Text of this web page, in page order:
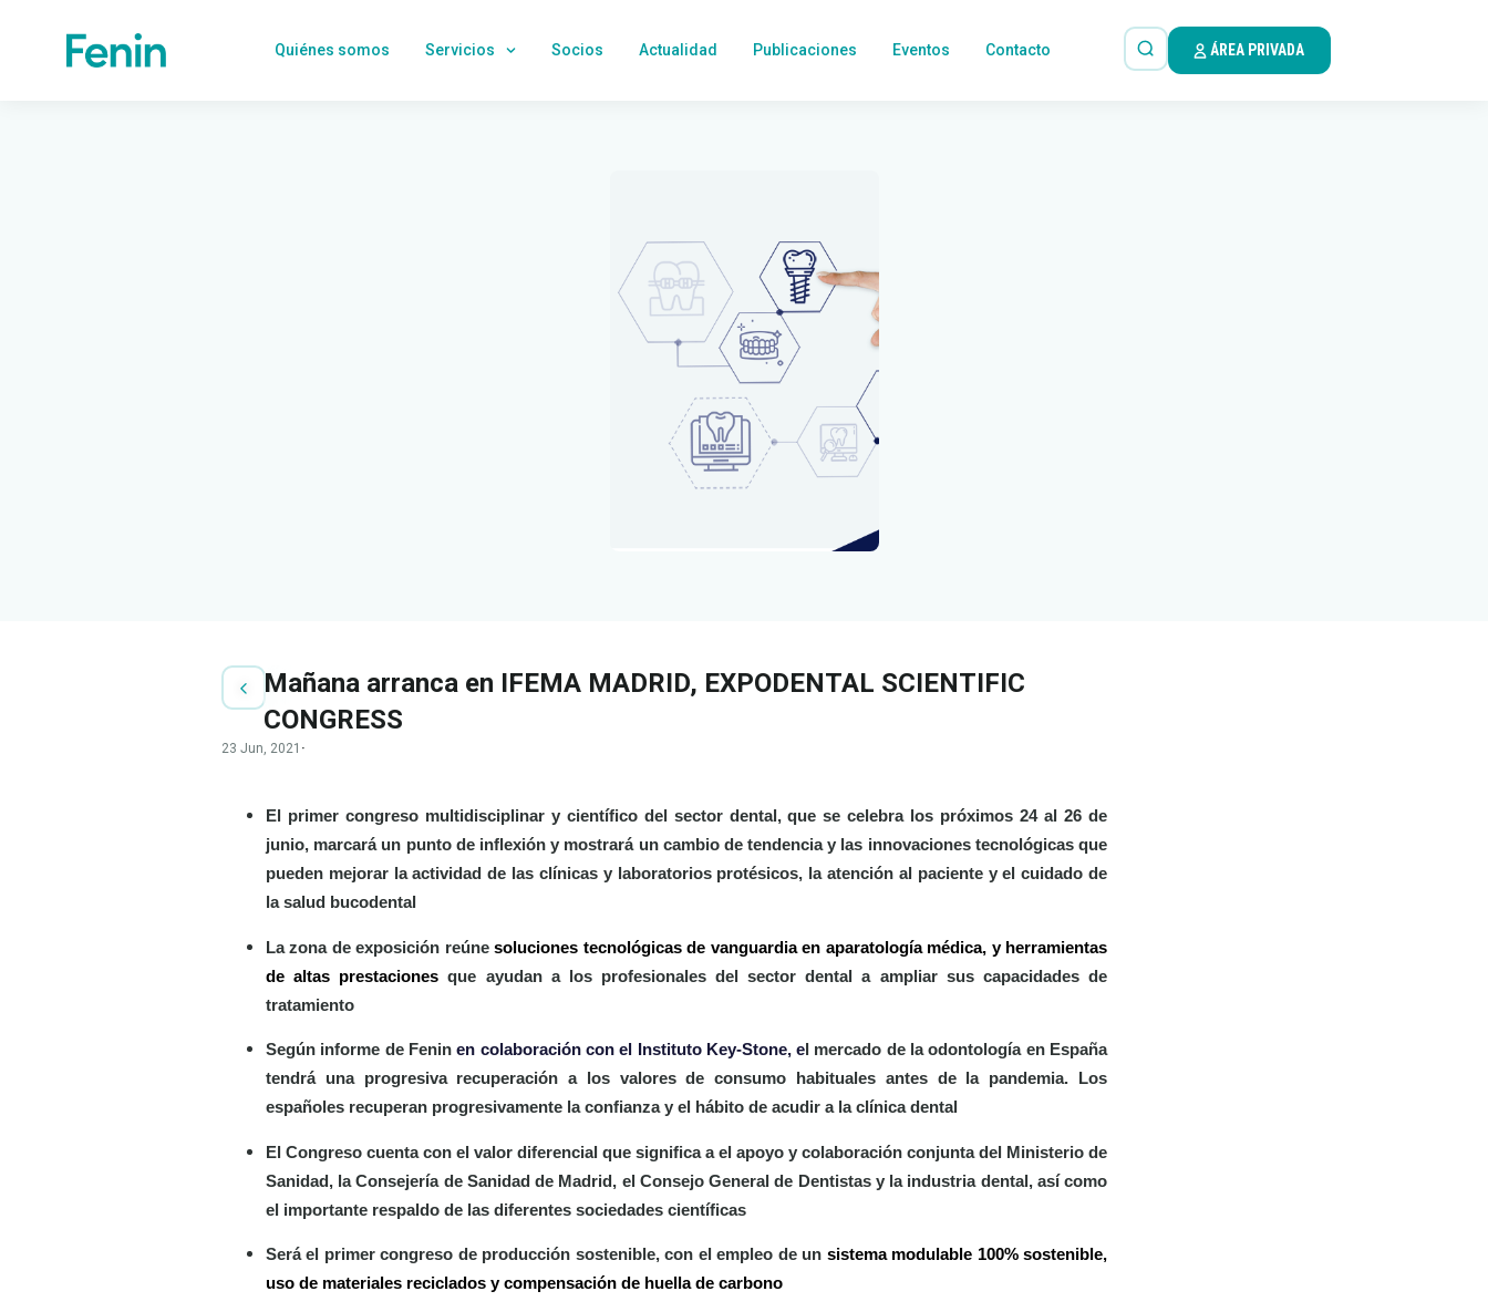
Quiénes somos Servicios Socios Actualidad Publicaciones Eventos Contacto ÁREA PRIVADA
Mañana arranca en IFEMA MADRID, EXPODENTAL SCIENTIFIC
CONGRESS
23 Jun, 2021 ·
El primer congreso multidisciplinar y científico del sector dental, que se celebra los próximos 24 al 26 de
junio, marcará un punto de inflexión y mostrará un cambio de tendencia y las innovaciones tecnológicas que
pueden mejorar la actividad de las clínicas y laboratorios protésicos, la atención al paciente y el cuidado de
la salud bucodental
La zona de exposición reúnesoluciones tecnológicas de vanguardia en aparatología médica, y herramientas
de altas prestacionesque ayudan a los profesionales del sector dental a ampliar sus capacidades de
tratamiento
Según informe de Feninen colaboración con el Instituto Key-Stone, e l mercado de la odontología en España
tendrá una progresiva recuperación a los valores de consumo habituales antes de la pandemia.
Los
españoles recuperan progresivamente la confianza y el hábito de acudir a la clínica dental
El Congreso cuenta con el valor diferencial que significa a el apoyo y colaboración conjunta del Ministerio de
Sanidad, la Consejería de Sanidad de Madrid, el Consejo General de Dentistas y la industria dental, así como
el importante respaldo de las diferentes sociedades científicas
Será el primer congreso de producción sostenible, con el empleo de un sistema modulable 100% sostenible,
uso de materiales reciclados y compensación de huella de carbono